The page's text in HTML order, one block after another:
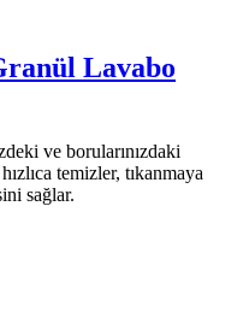
Lavabo
ve borularınızdaki
temizler, tıkanmaya
sağlar.